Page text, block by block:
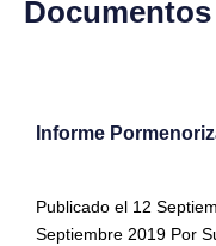
Documentos
Informe
Publicado el 12
Septiembre 2019 Por